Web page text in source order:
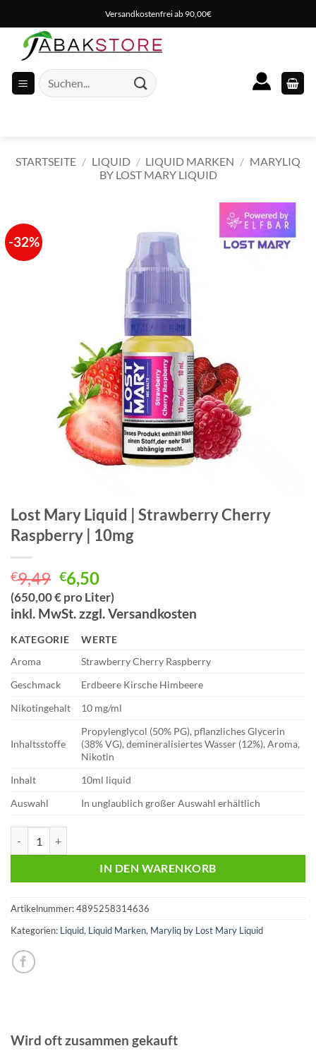
Inhalt
springen
Versandkostenfrei ab 90,00€
Suche
nach:
STARTSEITE / LIQUID / LIQUID MARKEN / MARYLIQ
BY LOST MARY LIQUID
-32%
Lost Mary Liquid | Strawberry Cherry
Raspberry | 10mg
€9,49 Ursprünglicher
Preis
war:
€6,50Aktueller
Preis
ist:
(650,00 € pro Liter)
inkl. MwSt. zzgl. Versandkosten
KATEGORIE
WERTE
Aroma
Strawberry Cherry Raspberry
Geschmack
Erdbeere Kirsche Himbeere
Nikotingehalt
10 mg/ml
Inhaltsstoffe
Propylenglycol (50% PG), pflanzliches Glycerin
(38% VG), demineralisiertes Wasser (12%), Aroma,
Nikotin
Inhalt
10ml liquid
Auswahl
In unglaublich großer Auswahl erhältlich
IN DEN WARENKORB
Artikelnummer:4895258314636
Kategorien: Liquid, Liquid Marken, Maryliq by Lost Mary Liquid
Wird oft zusammen gekauft